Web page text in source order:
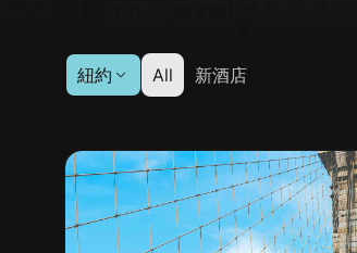
紐約 All 新酒店